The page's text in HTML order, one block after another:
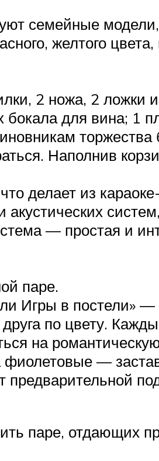
семейные
желтого
2 ножа, 2 ложки
для вина; 1
торжества
Наполнив
делает из
— простая и
паре.
Игры в постели»
по цвету.
на
—
паре, отдающих